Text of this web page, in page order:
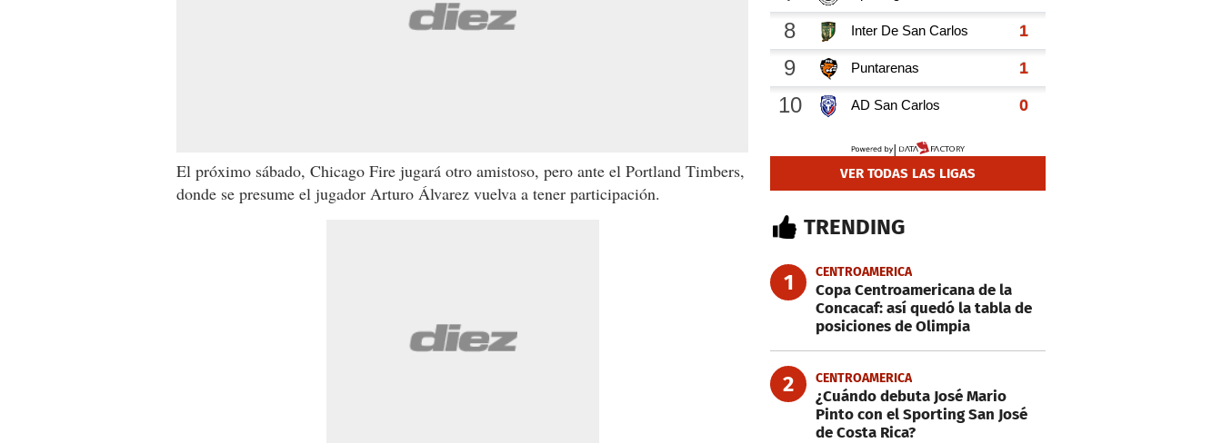
El próximo sábado, Chicago Fire jugará otro amistoso, pero ante el Portland Timbers,
donde se presume el jugador Arturo Álvarez vuelva a tener participación.
VER TODAS LAS LIGAS
TRENDING
1 CENTROAMERICA
Copa Centroamericana de la
Concacaf: así quedó la tabla de
posiciones de Olimpia
2 CENTROAMERICA
¿Cuándo debuta José Mario
Pinto con el Sporting San José
de Costa Rica?